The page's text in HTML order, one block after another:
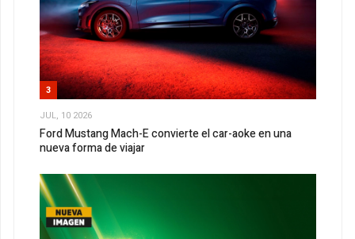
3
JUL, 10 2026
Ford Mustang Mach-E convierte el car-aoke en una
nueva forma de viajar